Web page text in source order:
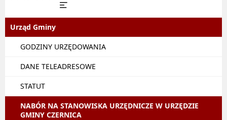
Urząd Gminy
GODZINY URZĘDOWANIA
DANE TELEADRESOWE
STATUT
NABÓR NA STANOWISKA URZĘDNICZE W URZĘDZIE
GMINY CZERNICA